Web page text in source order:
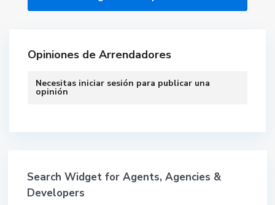
Opiniones de Arrendadores
Necesitas iniciar sesión para publicar una
opinión
Search Widget for Agents, Agencies &
Developers